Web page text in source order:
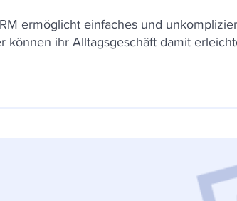
ermöglicht einfaches und
können ihr Alltagsgeschäft damit